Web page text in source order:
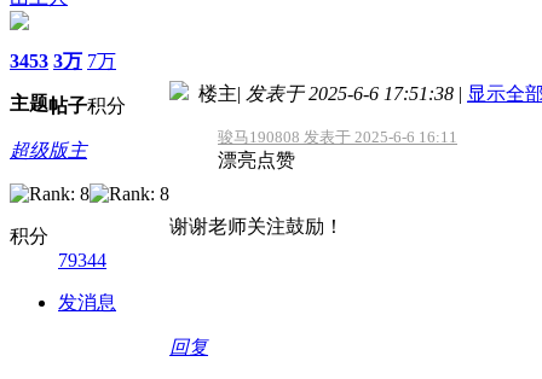
3453
主题
3万
帖子
7万
积分
超级版主
积分
79344
发消息
楼主| 发表于 2025-6-6 17:51:38 | 显示全
骏马190808 发表于 2025-6-6 16:11
漂亮点赞
谢谢老师关注鼓励！
回复